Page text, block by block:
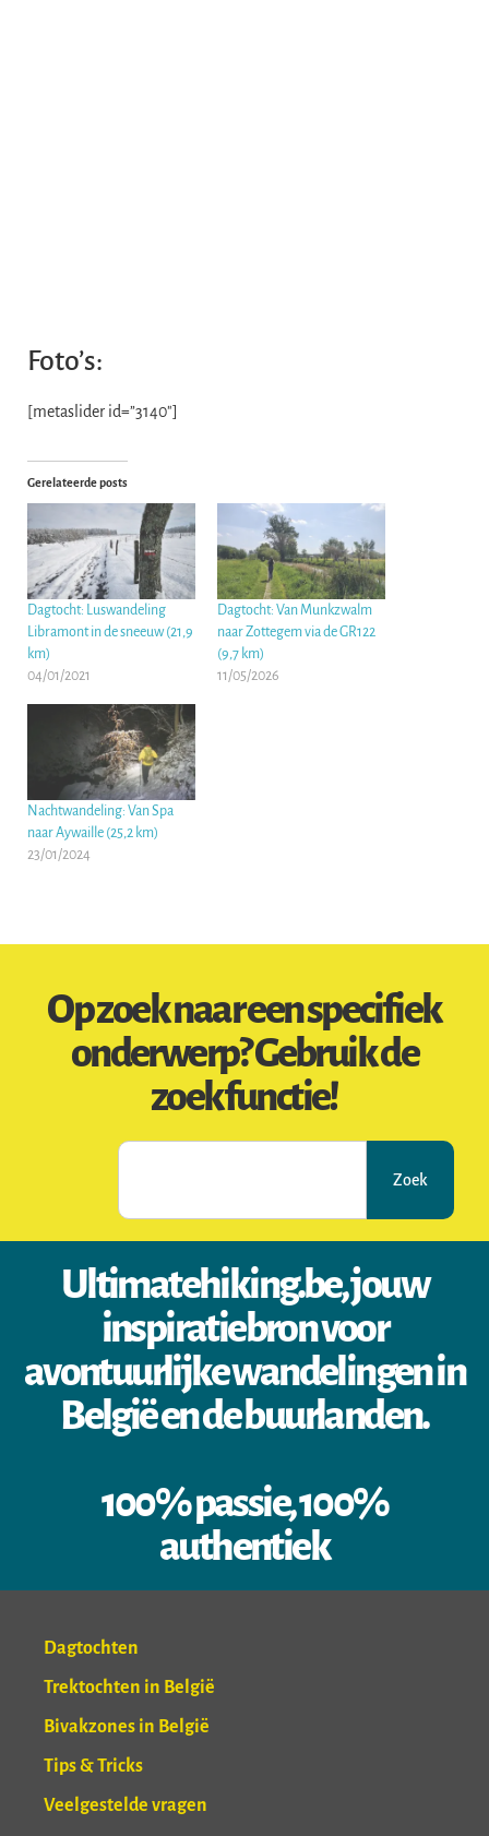
Foto’s:
[metaslider id=”3140″]
Gerelateerde posts
Dagtocht: Luswandeling
Libramont in de sneeuw (21,9
km)
04/01/2021
Dagtocht: Van Munkzwalm
naar Zottegem via de GR122
(9,7 km)
11/05/2026
Nachtwandeling: Van Spa
naar Aywaille (25,2 km)
23/01/2024
Op zoek naar een specifiek
onderwerp? Gebruik de
zoekfunctie!
Zoek
Ultimatehiking.be, jouw
inspiratiebron voor
avontuurlijke wandelingen in
België en de buurlanden.
100% passie, 100%
authentiek
Dagtochten
Trektochten in België
Bivakzones in België
Tips & Tricks
Veelgestelde vragen